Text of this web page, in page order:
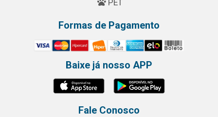
PET
Formas de Pagamento
Baixe já nosso APP
Fale Conosco